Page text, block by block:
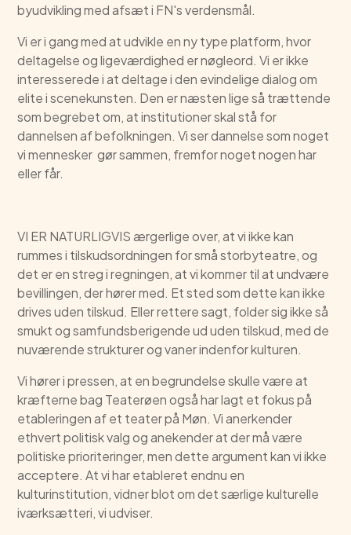
byudvikling med afsæt i FN's verdensmål.
Vi er i gang med at udvikle en ny type platform, hvor
deltagelse og ligeværdighed er nøgleord. Vi er ikke
interesserede i at deltage i den evindelige dialog om
elite i scenekunsten. Den er næsten lige så trættende
som begrebet om, at institutioner skal stå for
dannelsen af befolkningen. Vi ser dannelse som noget
vi mennesker gør sammen, fremfor noget nogen har
eller får.
VI ER NATURLIGVIS ærgerlige over, at vi ikke kan
rummes i tilskudsordningen for små storbyteatre, og
det er en streg i regningen, at vi kommer til at undvære
bevillingen, der hører med. Et sted som dette kan ikke
drives uden tilskud. Eller rettere sagt, folder sig ikke så
smukt og samfundsberigende ud uden tilskud, med de
nuværende strukturer og vaner indenfor kulturen.
Vi hører i pressen, at en begrundelse skulle være at
kræfterne bag Teaterøen også har lagt et fokus på
etableringen af et teater på Møn. Vi anerkender
ethvert politisk valg og anekender at der må være
politiske prioriteringer, men dette argument kan vi ikke
acceptere. At vi har etableret endnu en
kulturinstitution, vidner blot om det særlige kulturelle
iværksætteri, vi udviser.